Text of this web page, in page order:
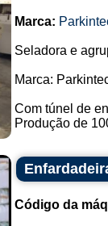
Marca:
Seladora e
Marca:
Com túnel de
Produção de
Código da